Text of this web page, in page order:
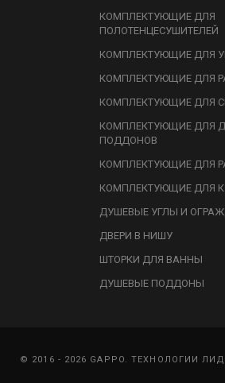
КОМПЛЕКТУЮЩИЕ ДЛЯ
ПОЛОТЕНЦЕСУШИТЕЛЕЙ
КОМПЛЕКТУЮЩИЕ ДЛЯ
КОМПЛЕКТУЮЩИЕ ДЛЯ
КОМПЛЕКТУЮЩИЕ ДЛЯ
КОМПЛЕКТУЮЩИЕ ДЛЯ
ПОДДОНОВ
КОМПЛЕКТУЮЩИЕ ДЛЯ
КОМПЛЕКТУЮЩИЕ ДЛЯ
ДУШЕВЫЕ УГЛЫ И
ДВЕРИ В НИШУ
ШТОРКИ ДЛЯ ВАННЫ
ДУШЕВЫЕ ПОДДОНЫ
© 2016 - 2026 GAPPO. ТЕХНОЛОГИИ